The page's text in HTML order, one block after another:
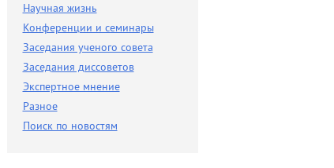
Заседания ученого совета
Заседания диссоветов
Экспертное мнение
Разное
Научная жизнь
Конференции и семинары
Заседания ученого совета
Заседания диссоветов
Экспертное мнение
Разное
Поиск по новостям